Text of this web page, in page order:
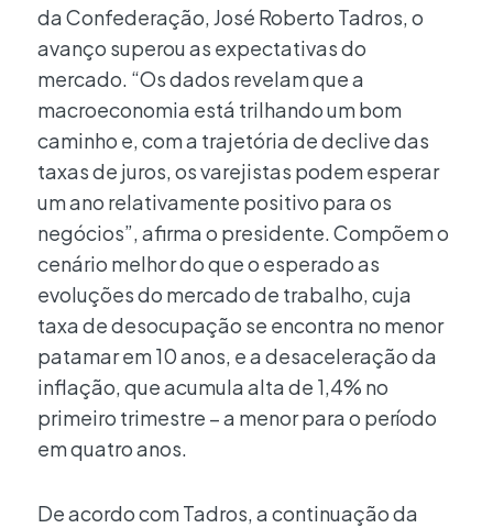
da Confederação, José Roberto Tadros, o
avanço superou as expectativas do
mercado. “Os dados revelam que a
macroeconomia está trilhando um bom
caminho e, com a trajetória de declive das
taxas de juros, os varejistas podem esperar
um ano relativamente positivo para os
negócios”, afirma o presidente. Compõem o
cenário melhor do que o esperado as
evoluções do mercado de trabalho, cuja
taxa de desocupação se encontra no menor
patamar em 10 anos, e a desaceleração da
inflação, que acumula alta de 1,4% no
primeiro trimestre – a menor para o período
em quatro anos.
De acordo com Tadros, a continuação da